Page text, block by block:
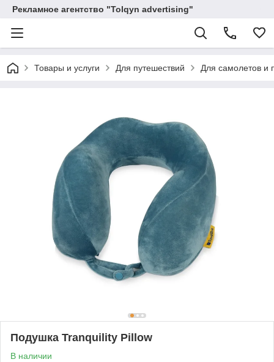
Рекламное агентство "Tolqyn advertising"
Товары и услуги Для путешествий Для самолетов и
Подушка Tranquility Pillow
В наличии